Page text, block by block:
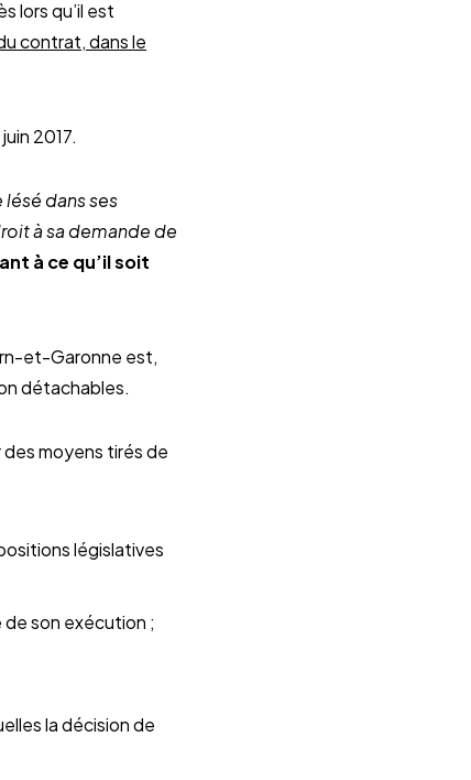
lors qu’il est
contrat, dans le
2017.
dans ses
à sa demande de
à ce qu’il soit
et-Garonne est,
détachables.
moyens tirés de
législatives
son exécution ;
la décision de